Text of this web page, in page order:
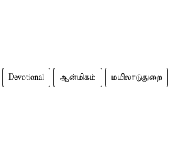
Devotional ஆன்மிகம் மயிலாடுதுறை